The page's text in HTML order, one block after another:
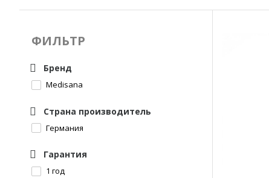
ФИЛЬТР
Бренд
Medisana
Страна производитель
Германия
Гарантия
1 год